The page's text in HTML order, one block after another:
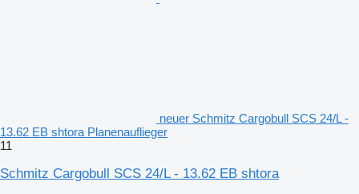
neuer Schmitz Cargobull SCS 24/L -
13.62 EB shtora Planenauflieger
11
Schmitz Cargobull SCS 24/L - 13.62 EB shtora